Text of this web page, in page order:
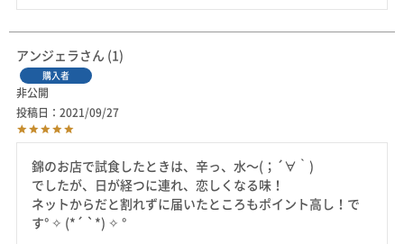
アンジェラ 1
購入者
非公開
投稿日
2021/09/27
錦のお店で試食したときは、辛っ、水～(；´∀｀)
でしたが、日が経つに連れ、恋しくなる味！
ネットからだと割れずに届いたところもポイント高し！で